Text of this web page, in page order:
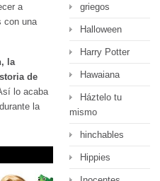
a
con una
la
de
lo acaba
la
griegos
Halloween
Harry Potter
Hawaiana
Háztelo tu
mismo
hinchables
Hippies